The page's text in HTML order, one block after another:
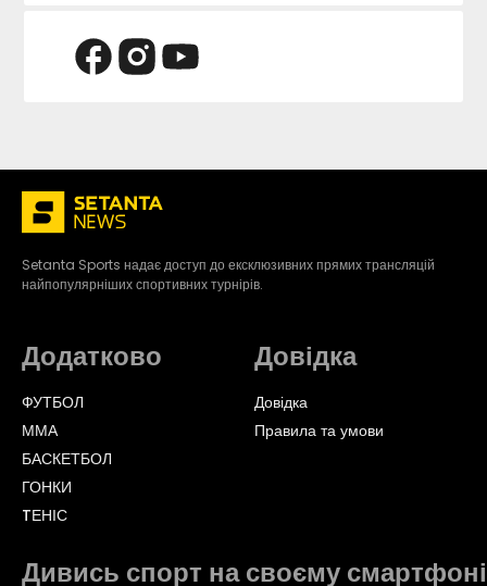
Setanta Sports надає доступ до ексклюзивних прямих трансляцій
найпопулярніших спортивних турнірів.
Додатково
ФУТБОЛ
ММА
БАСКЕТБОЛ
ГОНКИ
TЕНІС
Довідка
Довідка
Правила та умови
Дивись спорт на своєму смартфоні